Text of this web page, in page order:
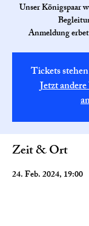
Unser Königspaar
Tickets
Jetzt
Zeit & Ort
24. Feb. 2024, 19:00